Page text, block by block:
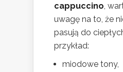
cappuccino,
uwagę na to, że
pasują do
przykład:
miodowe tony,